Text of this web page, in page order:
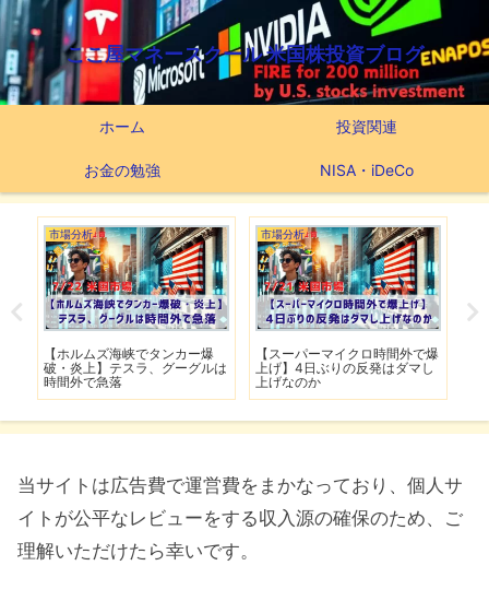
ここ屋マネースクール 米国株投資ブログ
ホーム 投資関連
お金の勉強 NISA・iDeCo
市場分析
【ホルムズ海峡でタンカー爆
破・炎上】テスラ、グーグルは
時間外で急落
市場分析
【スーパーマイクロ時間外で爆
上げ】4日ぶりの反発はダマし
上げなのか
当サイトは広告費で運営費をまかなっており、個人サ
イトが公平なレビューをする収入源の確保のため、ご
理解いただけたら幸いです。